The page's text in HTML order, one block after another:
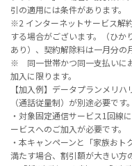
引の適用には条件があります。
※2 インターネットサービス解
する場合がございます。（ひか
あり）、契約解除料は一月分の
※ 同一世帯かつ同一支払いに
加入に限ります。
【加入例】データプランメリ
（通話従量制）が別途必要です。
・対象固定通信サービス1回線
ービスへのご加入が必要です。
・本キャンペーンと「家族お
満たす場合、割引額が大きい方